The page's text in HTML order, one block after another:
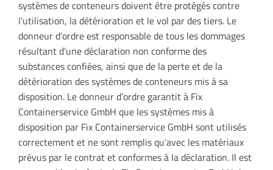
systèmes de conteneurs doivent être protégés contre
l’utilisation, la détérioration et le vol par des tiers. Le
donneur d’ordre est responsable de tous les dommages
résultant d’une déclaration non conforme des
substances confiées, ainsi que de la perte et de la
détérioration des systèmes de conteneurs mis à sa
disposition. Le donneur d’ordre garantit à Fix
Containerservice GmbH que les systèmes mis à
disposition par Fix Containerservice GmbH sont utilisés
correctement et ne sont remplis qu’avec les matériaux
prévus par le contrat et conformes à la déclaration. Il est